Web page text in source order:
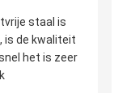
staal is
is de kwaliteit
het is zeer